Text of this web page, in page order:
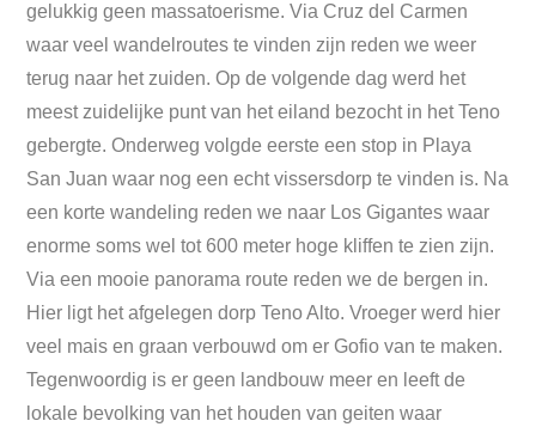
gelukkig geen massatoerisme. Via Cruz del Carmen
waar veel wandelroutes te vinden zijn reden we weer
terug naar het zuiden. Op de volgende dag werd het
meest zuidelijke punt van het eiland bezocht in het Teno
gebergte. Onderweg volgde eerste een stop in Playa
San Juan waar nog een echt vissersdorp te vinden is. Na
een korte wandeling reden we naar Los Gigantes waar
enorme soms wel tot 600 meter hoge kliffen te zien zijn.
Via een mooie panorama route reden we de bergen in.
Hier ligt het afgelegen dorp Teno Alto. Vroeger werd hier
veel mais en graan verbouwd om er Gofio van te maken.
Tegenwoordig is er geen landbouw meer en leeft de
lokale bevolking van het houden van geiten waar